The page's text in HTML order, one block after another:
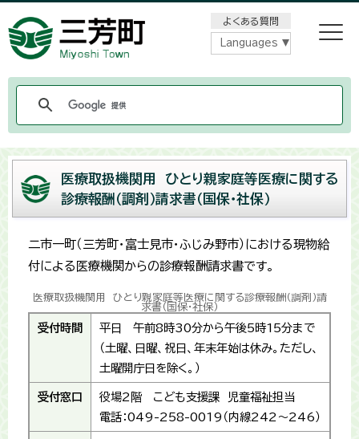
よくある質問
Languages
医療取扱機関用 ひとり親家庭等医療に関する
診療報酬（調剤）請求書（国保･社保）
二市一町（三芳町・富士見市・ふじみ野市）における現物給
付による医療機関からの診療報酬請求書です。
医療取扱機関用 ひとり親家庭等医療に関する診療報酬（調剤）請
求書（国保･社保）
受付時間
平日 午前8時30分から午後5時15分まで
（土曜、日曜、祝日、年末年始は休み。ただし、
土曜開庁日を除く。）
受付窓口
役場2階 こども支援課 児童福祉担当
電話：049-258-0019（内線242～246）